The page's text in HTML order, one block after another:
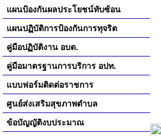
แผนป้องกันผลประโยชน์ทับซ้อน
แผนปฏิบัติการป้องกันการทุจริต
คู่มือปฏิบัติงาน อบต.
คู่มือมาตรฐานการบริการ อปท.
แบบฟอร์มติดต่อราชการ
ศูนย์ส่งเสริมสุขภาพตำบล
ข้อบัญญัติงบประมาณ